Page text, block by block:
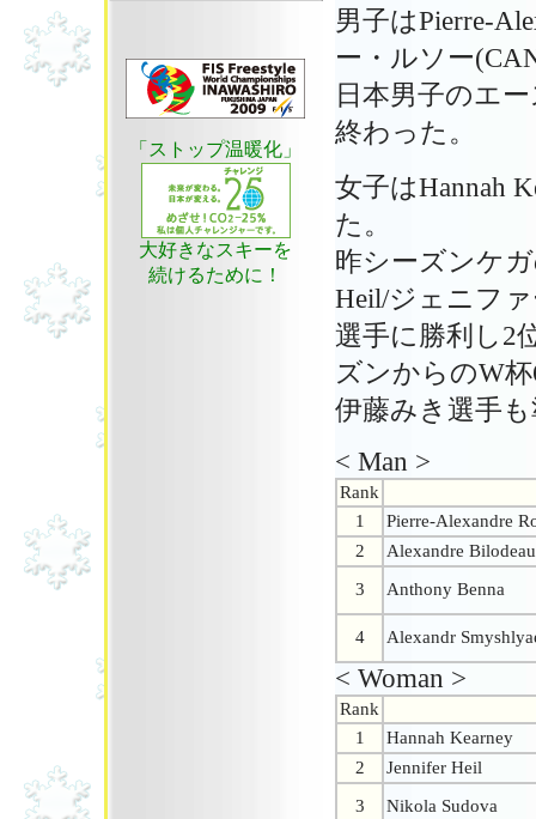
男子はPierre-
ー・ルソー
日本男子のエ
終わった。
女子はHannah
た。
昨シーズンケ
Heil/ジェニフ
選手に勝利し2
ズンからのW
伊藤みき選手
< Man >
Rank
1
Pierre-Alexandre
2
Alexandre Bilodeau
3
Anthony Benna
4 Alexandr
< Woman >
Rank
1
Hannah Kearney
2
Jennifer Heil
3
Nikola Sudova
「ストップ温暖化」
大好きなスキーを
続けるために！